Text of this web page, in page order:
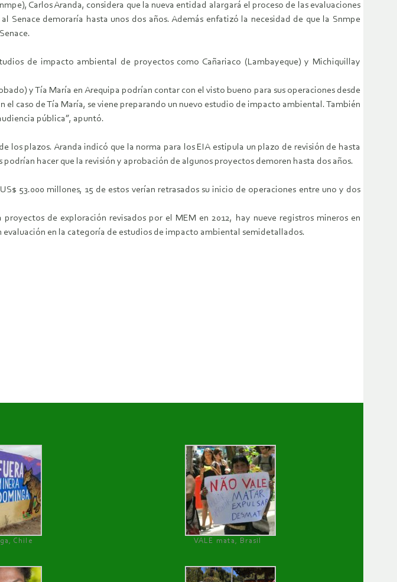
Carlos Aranda, considera que la nueva entidad alargará el proceso de las evaluaciones
demoraría hasta unos dos años. Además enfatizó la necesidad de que la Snmpe
de impacto ambiental de proyectos como Cañariaco (Lambayeque) y Michiquillay
y Tía María en Arequipa podrían contar con el visto bueno para sus operaciones desde
caso de Tía María, se viene preparando un nuevo estudio de impacto ambiental. También
pública”, apuntó.
plazos. Aranda indicó que la norma para los EIA estipula un plazo de revisión de hasta
hacer que la revisión y aprobación de algunos proyectos demoren hasta dos años.
53.000 millones, 15 de estos verían retrasados su inicio de operaciones entre uno y dos
de exploración revisados por el MEM en 2012, hay nueve registros mineros en
en la categoría de estudios de impacto ambiental semidetallados.
Chile
VALE mata, Brasil